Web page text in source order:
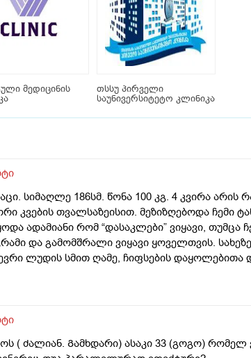
მედიცინის
თსსუ პირველი
საუნივერსიტეტო კლინიკა
სიმაღლე 186სმ. წონა 100 კგ. 4 კვირა არის
კვების თვალსაზეისით. მეზიზღებოდა ჩემი
ადამიანი რომ “დასაკლები” ვიყავი, თუმცა
და გამომშრალი ვიყავი ყოველთვის.
ლუდის სმით ღამე, ჩიფსების დაყოლებითა
მიმიღია. არც ცომეული დიდად. 4 კვირაა
ცხიმის ხარჯზე დავიკლო და კუნთი
ვაკეთებ არასწორად? არ ვიცი. დაბნეული
( ძალიან. Გამხდარი) ასაკი 33 (გოგო) რომელ